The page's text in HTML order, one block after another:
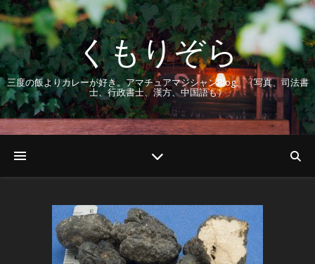
くもりぞら
三度の飯よりカレーが好き。アマチュアマジシャンBlog。（写真、司法書
士、行政書士、漢方、中国語も）